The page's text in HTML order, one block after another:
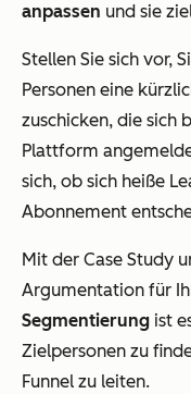
anpassen und sie
Stellen Sie sich vor,
Personen eine
zuschicken, die sich
Plattform
sich, ob sich heiße
Abonnement
Mit der Case Study
Argumentation für
Segmentierung ist
Zielpersonen zu
Funnel zu leiten.